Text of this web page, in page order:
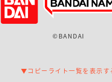
©BANDAI
▼コピーライト一覧を表示す